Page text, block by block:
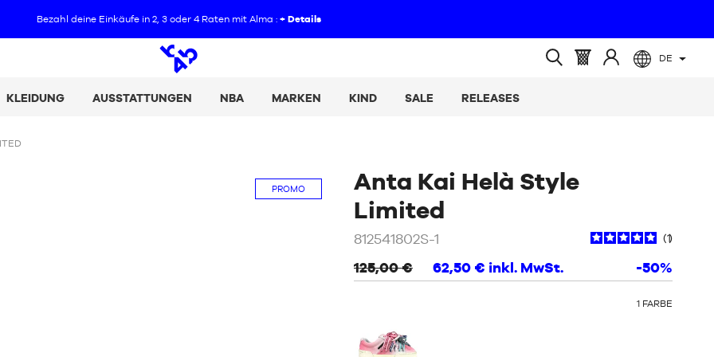
Bezahl deine Einkäufe in 2, 3 oder 4 Raten mit Alma : + Details
DE
KLEIDUNG AUSSTATTUNGEN NBA MARKEN KIND SALE RELEASES
Anta Kai Helà Style
Limited
812541802S-1 1
125,00 € 62,50 € inkl. MwSt. -50%
OTHER
1 FARBE
PROMO